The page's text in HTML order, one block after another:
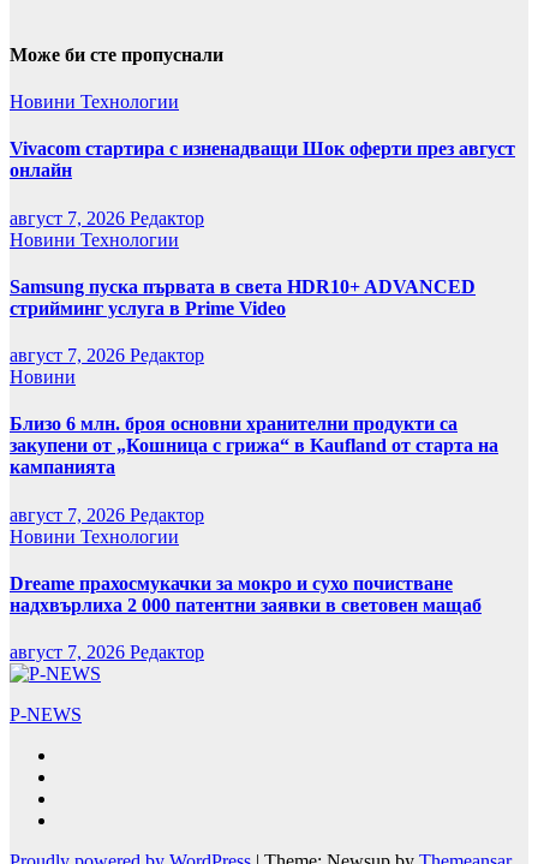
Може би сте пропуснали
Новини Технологии
Vivacom стартира с изненадващи Шок оферти през август
онлайн
август 7, 2026 Редактор
Новини Технологии
Samsung пуска първата в света HDR10+ ADVANCED
стрийминг услуга в Prime Video
август 7, 2026 Редактор
Новини
Близо 6 млн. броя основни хранителни продукти са
закупени от „Кошница с грижа“ в Kaufland от старта на
кампанията
август 7, 2026 Редактор
Новини Технологии
Dreame прахосмукачки за мокро и сухо почистване
надхвърлиха 2 000 патентни заявки в световен мащаб
август 7, 2026 Редактор
P-NEWS